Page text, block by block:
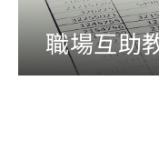
職場互助